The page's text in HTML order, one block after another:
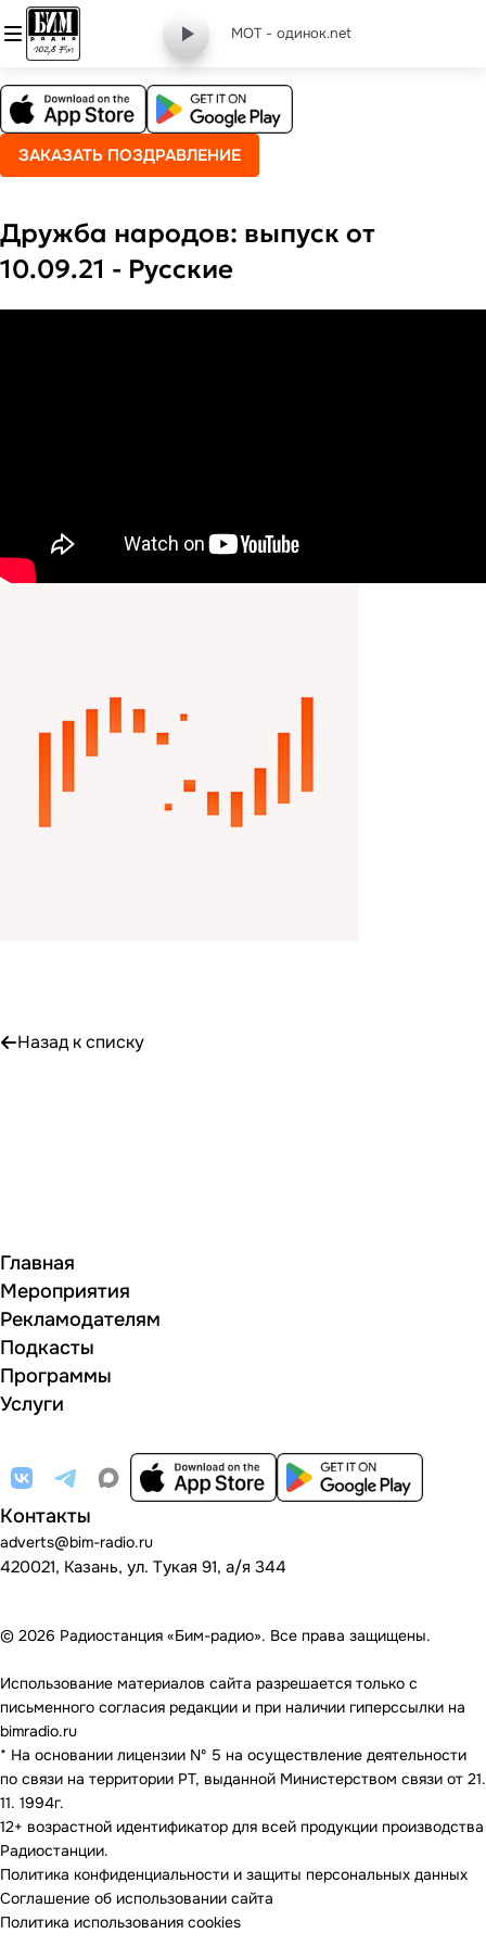
МОТ - одинок.net
ЗАКАЗАТЬ ПОЗДРАВЛЕНИЕ
Дружба народов: выпуск от
10.09.21 - Русские
Назад к списку
Главная
Мероприятия
Рекламодателям
Подкасты
Программы
Услуги
Контакты
adverts@bim-radio.ru
420021, Казань, ул. Тукая 91, а/я 344
© 2026 Радиостанция «Бим-радио». Все права защищены.
Использование материалов сайта разрешается только с
письменного согласия редакции и при наличии гиперссылки на
bimradio.ru
* На основании лицензии Nº 5 на осуществление деятельности
по связи на территории РТ, выданной Министерством связи от 21.
11. 1994г.
12+ возрастной идентификатор для всей продукции производства
Радиостанции.
Политика конфиденциальности и защиты персональных данных
Соглашение об использовании сайта
Политика использования cookies